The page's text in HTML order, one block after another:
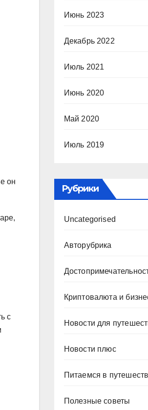
он
с
Июнь 2023
Декабрь 2022
Июль 2021
Июнь 2020
Май 2020
Июль 2019
Рубрики
Uncategorised
Авторубрика
Криптовалюта и
Новости для
Новости плюс
Питаемся в
Полезные советы